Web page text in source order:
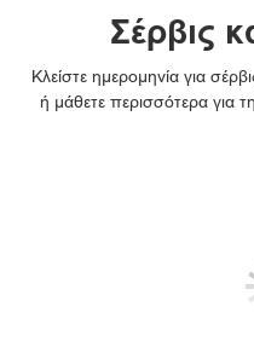
Σέρβις
Κλείστε ημερομηνία για
ή μάθετε περισσότερα για